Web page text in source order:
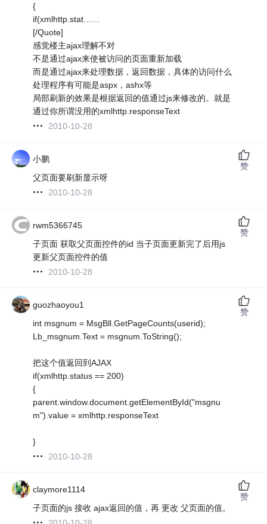
{
if(xmlhttp.stat……
[/Quote]
感觉楼主ajax理解不对
不是通过ajax来使被访问的页面重新加载
而是通过ajax来处理数据，返回数据，具体的访问什么
处理程序有可能是aspx，ashx等
局部刷新的效果是根据返回的值通过js来修改的。就是
通过你所谓没用的xmlhttp.responseText
2010-10-28
小鹏
父页面要刷新显示呀
2010-10-28
赞
rwm5366745
子页面 获取父页面控件的id 当子页面更新完了后用js
更新父页面控件的值
2010-10-28
赞
guozhaoyou1
int msgnum = MsgBll.GetPageCounts(userid);
Lb_msgnum.Text = msgnum.ToString();
把这个值返回到AJAX
if(xmlhttp.status == 200)
{
parent.window.document.getElementById("msgnu
m").value = xmlhttp.responseText
}
2010-10-28
赞
claymore1114
子页面的js 接收 ajax返回的值，再 更改 父页面的值。
赞